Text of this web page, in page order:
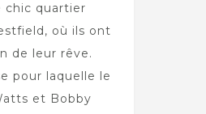
chic quartier
où ils ont
de leur rêve.
pour laquelle le
et Bobby